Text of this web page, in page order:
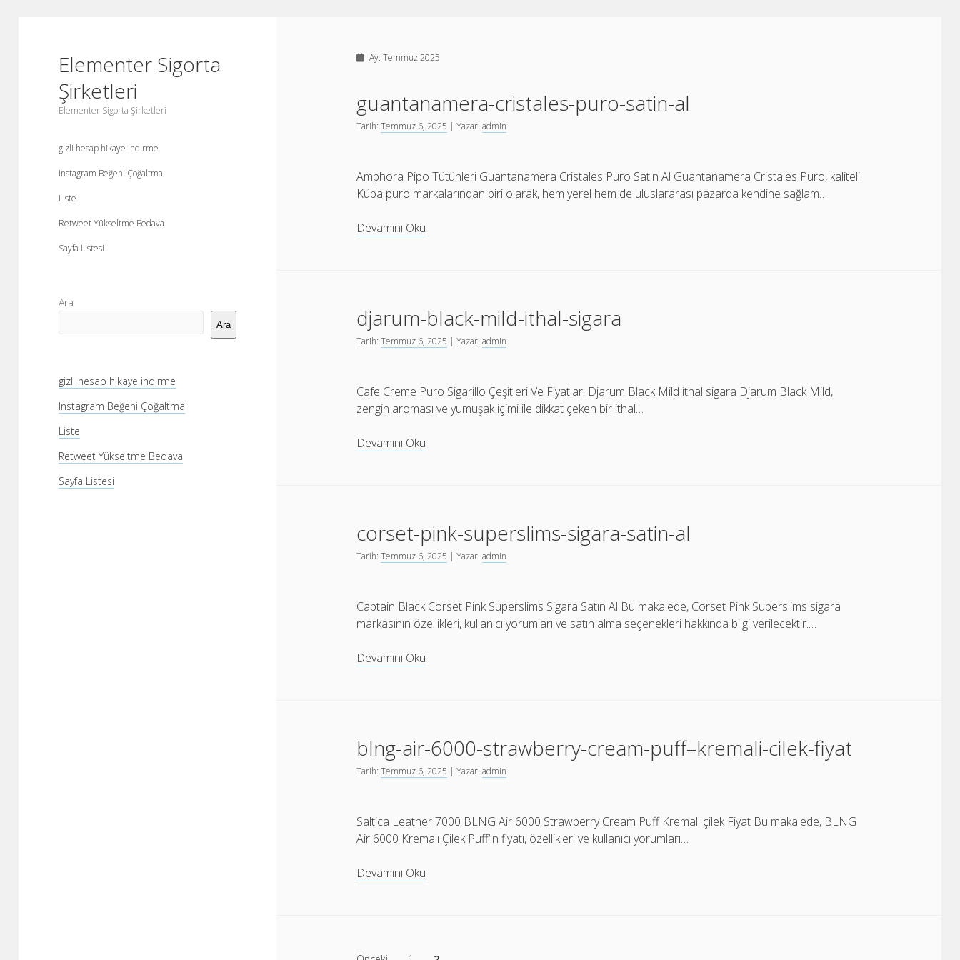
Elementer Sigorta
Şirketleri
Elementer Sigorta Şirketleri
gizli hesap hikaye indirme
Instagram Beğeni Çoğaltma
Liste
Retweet Yükseltme Bedava
Sayfa Listesi
Yan
Menü
Ara
Ara
gizli hesap hikaye indirme
Instagram Beğeni Çoğaltma
Liste
Retweet Yükseltme Bedava
Sayfa Listesi
Ay:Temmuz 2025
guantanamera-cristales-puro-satin-al
Tarih:Temmuz 6, 2025 | Yazar:admin
Amphora Pipo Tütünleri Guantanamera Cristales Puro Satın Al Guantanamera Cristales Puro, kaliteli
Küba puro markalarından biri olarak, hem yerel hem de uluslararası pazarda kendine sağlam…
Devamını Oku
djarum-black-mild-ithal-sigara
Tarih:Temmuz 6, 2025 | Yazar:admin
Cafe Creme Puro Sigarillo Çeşitleri Ve Fiyatları Djarum Black Mild ithal sigara Djarum Black Mild,
zengin aroması ve yumuşak içimi ile dikkat çeken bir ithal…
Devamını Oku
corset-pink-superslims-sigara-satin-al
Tarih:Temmuz 6, 2025 | Yazar:admin
Captain Black Corset Pink Superslims Sigara Satın Al Bu makalede, Corset Pink Superslims sigara
markasının özellikleri, kullanıcı yorumları ve satın alma seçenekleri hakkında bilgi verilecektir.…
Devamını Oku
al
blng-air-6000-strawberry-cream-puff–kremali-cilek-fiyat
Tarih:Temmuz 6, 2025 | Yazar:admin
Saltica Leather 7000 BLNG Air 6000 Strawberry Cream Puff Kremalı çilek Fiyat Bu makalede, BLNG
Air 6000 Kremalı Çilek Puff‘ın fiyatı, özellikleri ve kullanıcı yorumları…
Devamını Oku